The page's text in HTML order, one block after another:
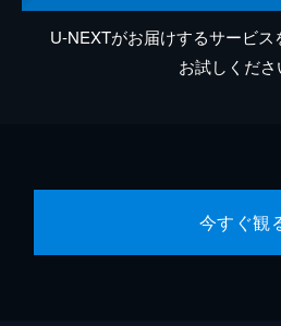
U-NEXTがお届けするサービス
お試しくださ
今すぐ観